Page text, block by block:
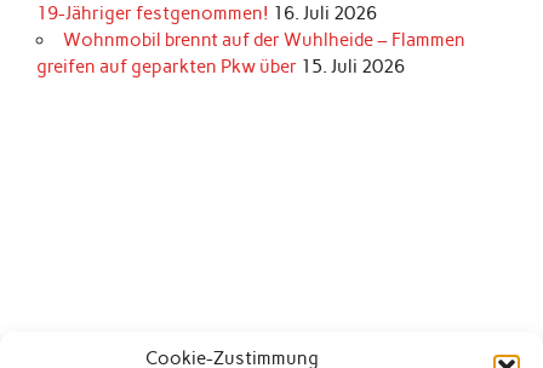
Cookie-Zustimmung
19-Jähriger festgenommen! 16. Juli 2026
Wohnmobil brennt auf der Wuhlheide – Flammen
greifen auf geparkten Pkw über 15. Juli 2026